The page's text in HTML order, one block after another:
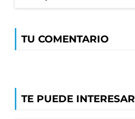
TU COMENTARIO
TE PUEDE INTERESAR